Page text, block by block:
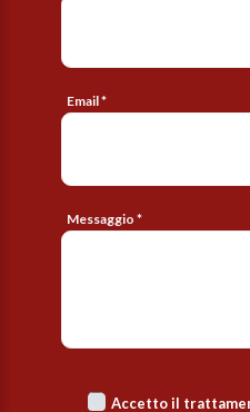
Email *
Messaggio *
Accetto il